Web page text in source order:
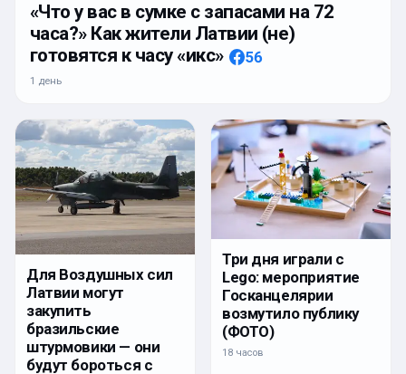
«Что у вас в сумке с запасами на 72
часа?» Как жители Латвии (не)
готовятся к часу «икс»
56
1 день
Для Воздушных сил
Латвии могут
закупить
бразильские
штурмовики — они
будут бороться с
Три дня играли с
Lego: мероприятие
Госканцелярии
возмутило публику
(ФОТО)
18 часов